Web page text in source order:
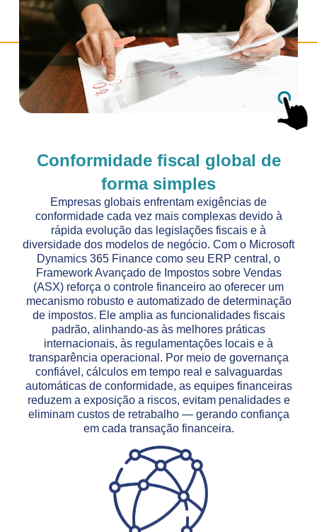
Conformidade fiscal global de
forma simples
Empresas globais enfrentam exigências de
conformidade cada vez mais complexas devido à
rápida evolução das legislações fiscais e à
diversidade dos modelos de negócio. Com o Microsoft
Dynamics 365 Finance como seu ERP central, o
Framework Avançado de Impostos sobre Vendas
(ASX) reforça o controle financeiro ao oferecer um
mecanismo robusto e automatizado de determinação
de impostos. Ele amplia as funcionalidades fiscais
padrão, alinhando-as às melhores práticas
internacionais, às regulamentações locais e à
transparência operacional. Por meio de governança
confiável, cálculos em tempo real e salvaguardas
automáticas de conformidade, as equipes financeiras
reduzem a exposição a riscos, evitam penalidades e
eliminam custos de retrabalho — gerando confiança
em cada transação financeira.